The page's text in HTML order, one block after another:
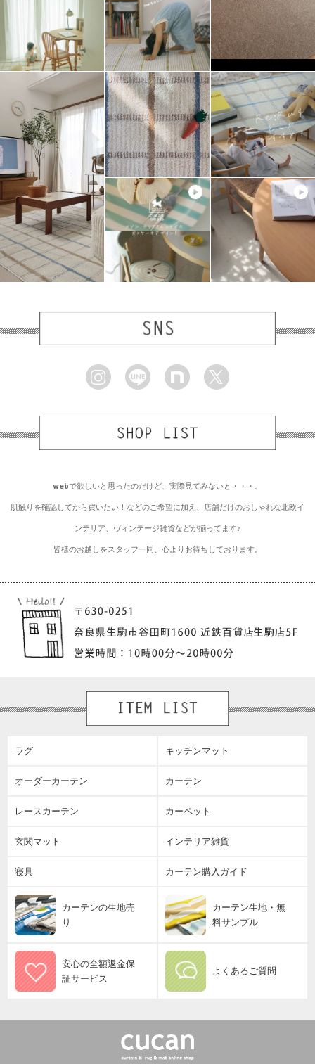
webで欲しいと思ったのだけど、実際見てみないと・・・。
肌触りを確認してから買いたい！などのご希望に加え、店舗だけのおしゃれな北欧イ
ンテリア、ヴィンテージ雑貨などが揃ってます♪
皆様のお越しをスタッフ一同、心よりお待ちしております。
ラグ キッチンマット
オーダーカーテン カーテン
レースカーテン カーペット
玄関マット インテリア雑貨
寝具 カーテン購入ガイド
カーテンの生地売
り
カーテン生地・無
料サンプル
安心の全額返金保
証サービス
よくあるご質問